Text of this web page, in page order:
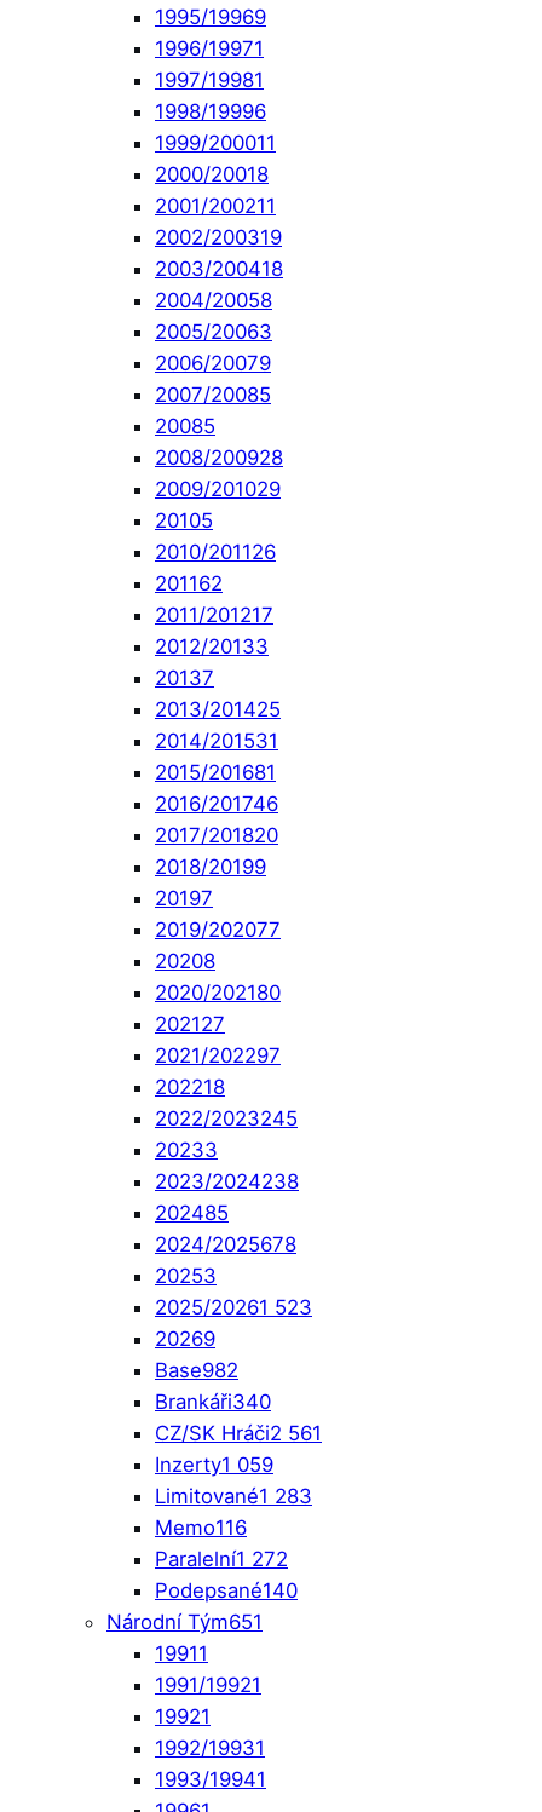
1995/19969
1996/19971
1997/19981
1998/19996
1999/200011
2000/20018
2001/200211
2002/200319
2003/200418
2004/20058
2005/20063
2006/20079
2007/20085
20085
2008/200928
2009/201029
20105
2010/201126
201162
2011/201217
2012/20133
20137
2013/201425
2014/201531
2015/201681
2016/201746
2017/201820
2018/20199
20197
2019/202077
20208
2020/202180
202127
2021/202297
202218
2022/2023245
20233
2023/2024238
202485
2024/2025678
20253
2025/20261 523
20269
Base982
Brankáři340
CZ/SK Hráči2 561
Inzerty1 059
Limitované1 283
Memo116
Paralelní1 272
Podepsané140
Národní Tým651
19911
1991/19921
19921
1992/19931
1993/19941